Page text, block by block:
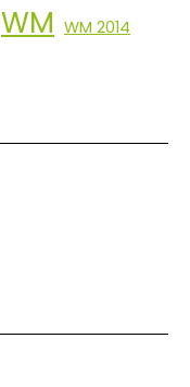
WM WM 2014